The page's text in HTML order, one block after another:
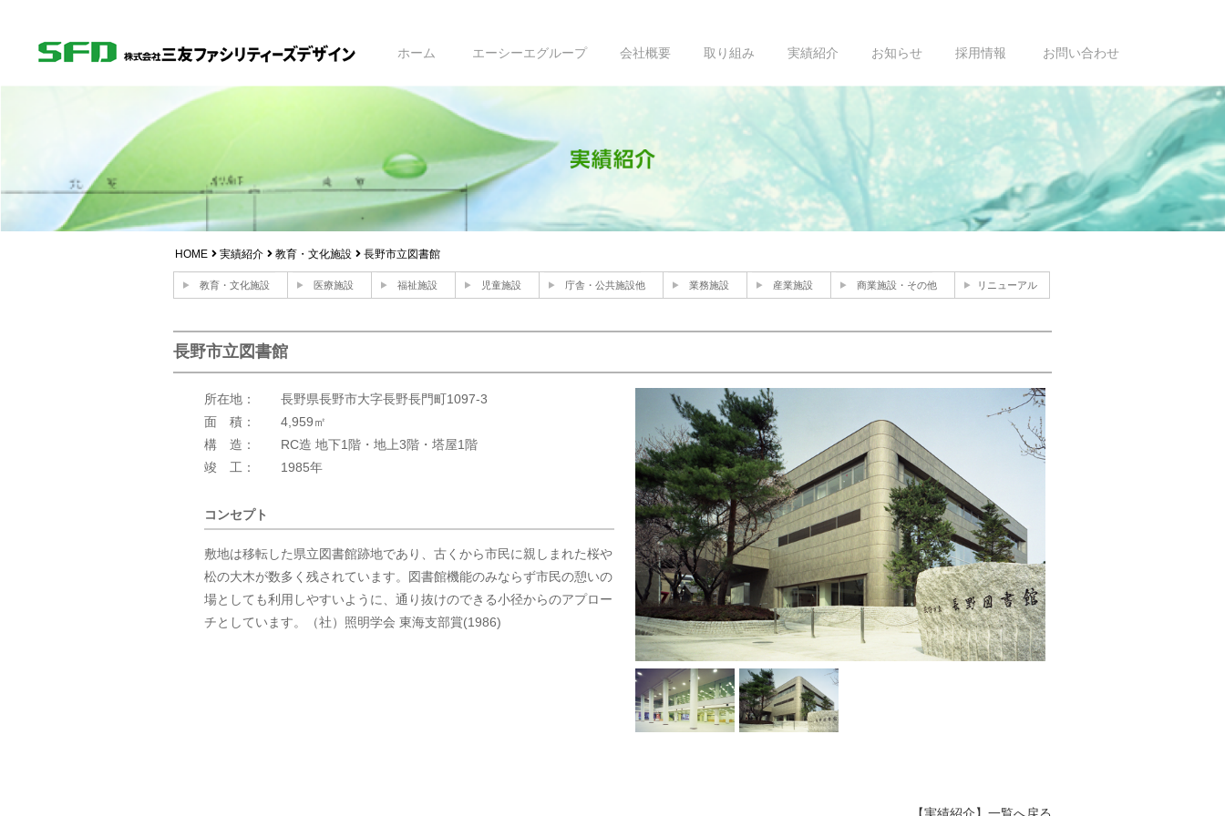
ホーム エーシーエグループ 会社概要 取り組み 実績紹介 お知らせ 採用情報 お問い合わせ
HOME 実績紹介 教育・文化施設 長野市立図書館
教育・文化施設 医療施設 福祉施設 児童施設 庁舎・公共施設他 業務施設 産業施設 商業施設・その他 リニューアル
長野市立図書館
所在地： 長野県長野市大字長野長門町1097-3
面 積： 4,959㎡
構 造： RC造 地下1階・地上3階・塔屋1階
竣 工： 1985年
コンセプト
敷地は移転した県立図書館跡地であり、古くから市民に親しまれた桜や
松の大木が数多く残されています。図書館機能のみならず市民の憩いの
場としても利用しやすいように、通り抜けのできる小径からのアプロー
チとしています。（社）照明学会 東海支部賞(1986)
【実績紹介】一覧へ戻る